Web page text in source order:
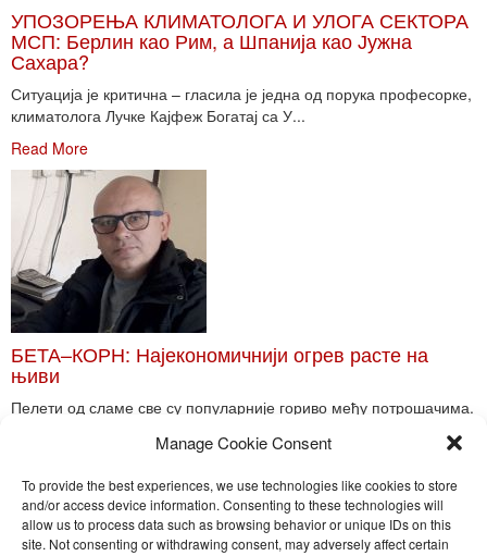
Manage Cookie Consent
To provide the best experiences, we use technologies like cookies to store
and/or access device information. Consenting to these technologies will
allow us to process data such as browsing behavior or unique IDs on this
site. Not consenting or withdrawing consent, may adversely affect certain
УПОЗОРЕЊА КЛИМАТОЛОГА И УЛОГА СЕКТОРА
МСП: Берлин као Рим, а Шпанија као Јужна
Сахара?
Ситуација је критична – гласила је једна од порука професорке,
климатолога Лучке Кајфеж Богатај са У...
Read More
БЕТА–КОРН: Најекономичнији огрев расте на
њиви
Пелети од сламе све су популарније гориво међу потрошачима.
Toggle